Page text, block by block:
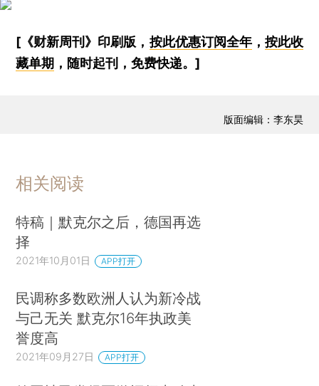
[《财新周刊》印刷版， 按此优惠订阅全年， 按此收
藏单期 ，随时起刊，免费快递。]
版面编辑：李东昊
相关阅读
特稿｜默克尔之后，德国再选
择
2021年10月01日 APP打开
民调称多数欧洲人认为新冷战
与己无关 默克尔16年执政美
誉度高
2021年09月27日 APP打开